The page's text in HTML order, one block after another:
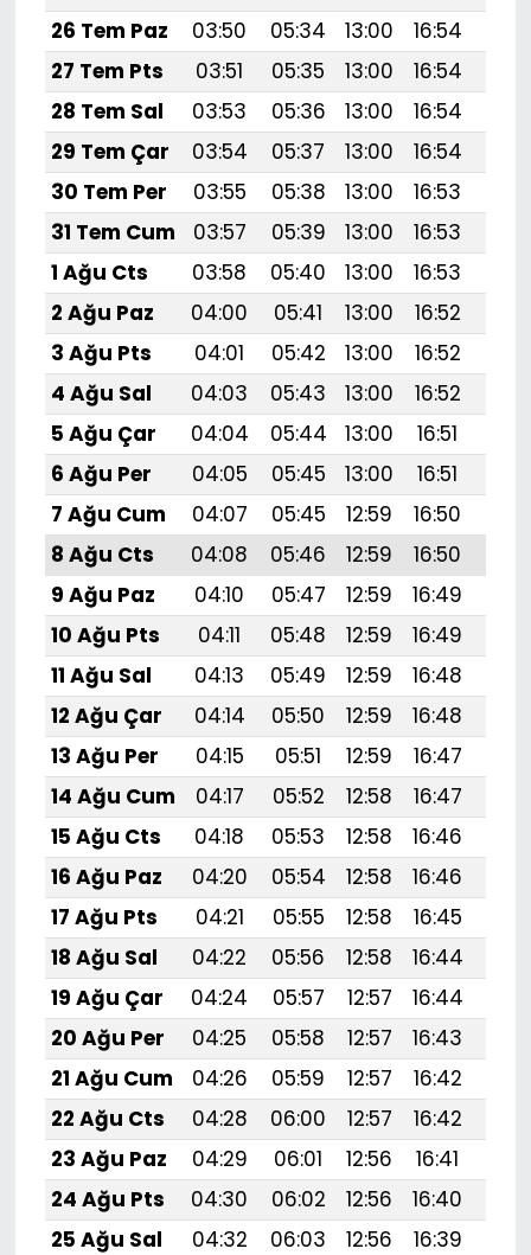
26 Tem Paz
03:50 05:34 13:00 16:54
27 Tem Pts
03:51 05:35 13:00 16:54
28 Tem Sal
03:53 05:36 13:00 16:54
29 Tem Çar
03:54 05:37 13:00 16:54
30 Tem Per
03:55 05:38 13:00 16:53
31 Tem Cum
03:57 05:39 13:00 16:53
1 Ağu Cts
03:58 05:40 13:00 16:53
2 Ağu Paz
04:00 05:41 13:00 16:52
3 Ağu Pts
04:01 05:42 13:00 16:52
4 Ağu Sal
04:03 05:43 13:00 16:52
5 Ağu Çar
04:04 05:44 13:00 16:51
6 Ağu Per
04:05 05:45 13:00 16:51
7 Ağu Cum
04:07 05:45 12:59 16:50
8 Ağu Cts
04:08 05:46 12:59 16:50
9 Ağu Paz
04:10 05:47 12:59 16:49
10 Ağu Pts
04:11 05:48 12:59 16:49
11 Ağu Sal
04:13 05:49 12:59 16:48
12 Ağu Çar
04:14 05:50 12:59 16:48
13 Ağu Per
04:15 05:51 12:59 16:47
14 Ağu Cum
04:17 05:52 12:58 16:47
15 Ağu Cts
04:18 05:53 12:58 16:46
16 Ağu Paz
04:20 05:54 12:58 16:46
17 Ağu Pts
04:21 05:55 12:58 16:45
18 Ağu Sal
04:22 05:56 12:58 16:44
19 Ağu Çar
04:24 05:57 12:57 16:44
20 Ağu Per
04:25 05:58 12:57 16:43
21 Ağu Cum
04:26 05:59 12:57 16:42
22 Ağu Cts
04:28 06:00 12:57 16:42
23 Ağu Paz
04:29 06:01 12:56 16:41
24 Ağu Pts
04:30 06:02 12:56 16:40
25 Ağu Sal
04:32 06:03 12:56 16:39